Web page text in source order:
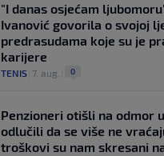
"I danas osjećam
Ivanović govorila o svojoj
predrasudama koje su je
karijere
TENIS 7. aug. 0
Penzioneri otišli na odmor
odlučili da se više ne
troškovi su nam skresani